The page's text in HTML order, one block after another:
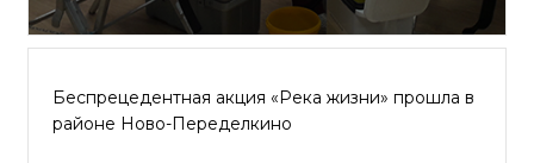
Беспрецедентная акция «Река жизни» прошла в
районе Ново-Переделкино